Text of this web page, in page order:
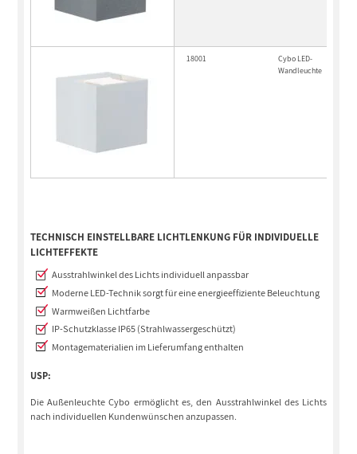
18001
Cybo LED-
Wandleuchte
TECHNISCH EINSTELLBARE LICHTLENKUNG FÜR INDIVIDUELLE
LICHTEFFEKTE
Ausstrahlwinkel des Lichts individuell anpassbar
Moderne LED-Technik sorgt für eine energieeffiziente Beleuchtung
Warmweißen Lichtfarbe
IP-Schutzklasse IP65 (Strahlwassergeschützt)
Montagematerialien im Lieferumfang enthalten
USP:
Die Außenleuchte Cybo ermöglicht es, den Ausstrahlwinkel des Lichts
nach individuellen Kundenwünschen anzupassen.